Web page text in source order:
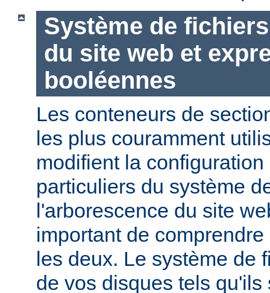
Système de
du site web et
booléennes
Les conteneurs de
les plus couramment
modifient la
particuliers du système
l'arborescence du site
important de
les deux. Le système de
de vos disques tels qu'ils